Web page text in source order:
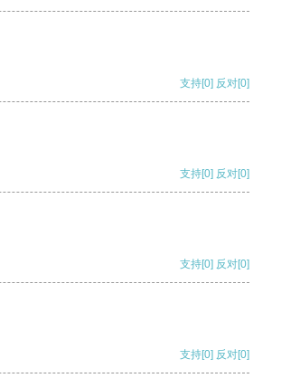
支持[0] 反对[0]
支持[0] 反对[0]
支持[0] 反对[0]
支持[0] 反对[0]